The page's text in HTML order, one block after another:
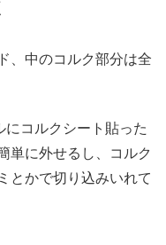
、中のコルク部分は全
コルクシート貼った
単に外せるし、コルク
とかで切り込みいれて